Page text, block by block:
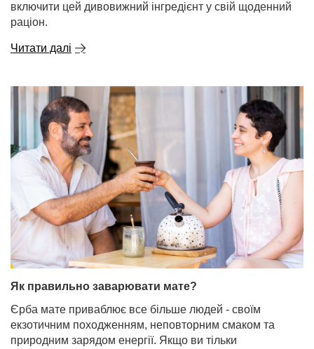
включити цей дивовижний інгредієнт у свій щоденний
раціон.
Читати далі
Як правильно заварювати мате?
Єрба мате приваблює все більше людей - своїм
екзотичним походженням, неповторним смаком та
природним зарядом енергії. Якщо ви тільки